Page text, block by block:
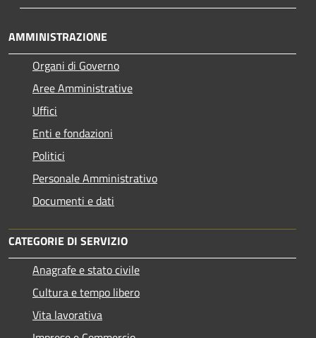
AMMINISTRAZIONE
Organi di Governo
Aree Amministrative
Uffici
Enti e fondazioni
Politici
Personale Amministrativo
Documenti e dati
CATEGORIE DI SERVIZIO
Anagrafe e stato civile
Cultura e tempo libero
Vita lavorativa